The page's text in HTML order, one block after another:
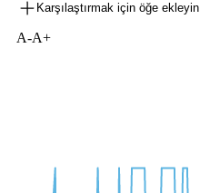
Karşılaştırmak için öğe ekleyin